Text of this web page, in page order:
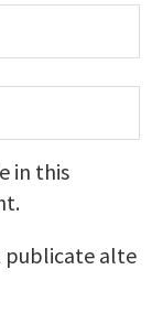
in this
publicate alte